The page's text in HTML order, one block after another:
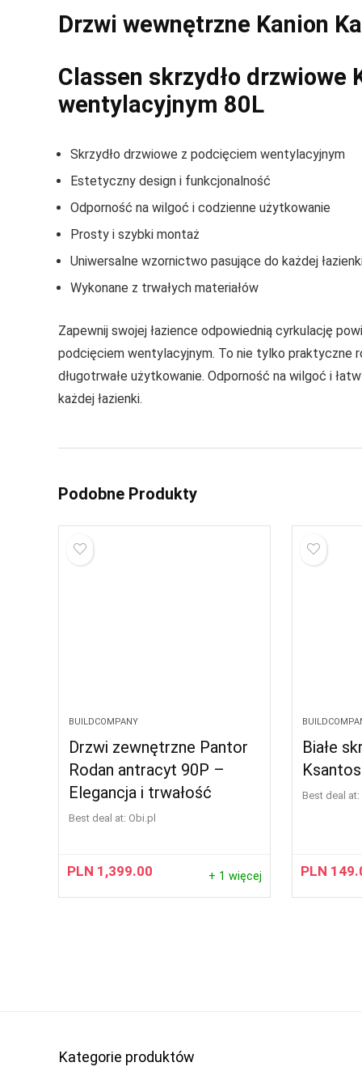
Drzwi wewnętrzne Kanion
Classen skrzydło drzwiowe
wentylacyjnym 80L
Skrzydło drzwiowe z podcięciem wentylacyjnym
Estetyczny design i funkcjonalność
Odporność na wilgoć i codzienne użytkowanie
Prosty i szybki montaż
Uniwersalne wzornictwo pasujące do każdej
Wykonane z trwałych materiałów
Zapewnij swojej łazience odpowiednią cyrkulację
podcięciem wentylacyjnym. To nie tylko praktyczne
długotrwałe użytkowanie. Odporność na wilgoć i
każdej łazienki.
Podobne Produkty
BUILDCOMPANY
Drzwi zewnętrzne Pantor
Rodan antracyt 90P –
Elegancja i trwałość
Best deal at: obi.pl
PLN 1,399.00 + 1 więcej
Białe
Best deal at:
PLN
Kategorie produktów